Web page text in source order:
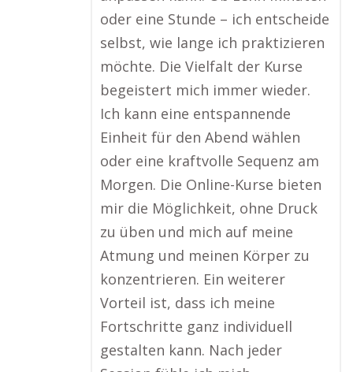
oder eine Stunde – ich entscheide
selbst, wie lange ich praktizieren
möchte. Die Vielfalt der Kurse
begeistert mich immer wieder.
Ich kann eine entspannende
Einheit für den Abend wählen
oder eine kraftvolle Sequenz am
Morgen. Die Online-Kurse bieten
mir die Möglichkeit, ohne Druck
zu üben und mich auf meine
Atmung und meinen Körper zu
konzentrieren. Ein weiterer
Vorteil ist, dass ich meine
Fortschritte ganz individuell
gestalten kann. Nach jeder